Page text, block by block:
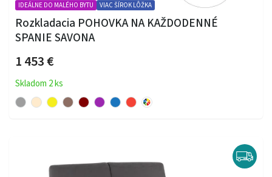
IDEÁLNE DO MALÉHO BYTU VIAC ŠÍROK LÔŽKA
Rozkladacia POHOVKA NA KAŽDODENNÉ
SPANIE SAVONA
1 453 €
Skladom 2 ks